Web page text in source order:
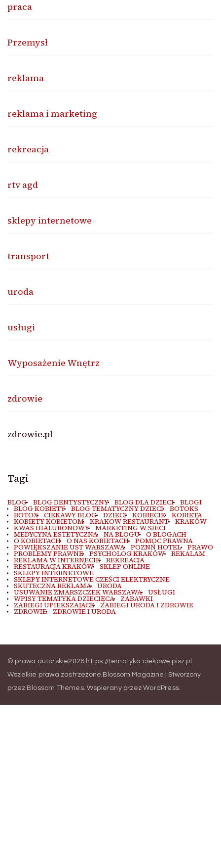
praca
Przemysł
reklama
reklama i marketing
rekreacja
rtv agd
sklepy internetowe
transport
uroda
usługi
Wyposażenie Wnętrz
zdrowie
zdrowie.pl
Tagi
BLOG BLOG DENTYSTYCZNY BLOG DLA DZIECI BLOGI
BLOG KOBIETY BLOG TEMATYCZNY DZIECI BOTOKS
BOTOX CIEKAWY BLOG DZIECI KOBIECIE KOBIETA
KOBIETY KOBIETOM KRAKOW RESTAURANT KRAKÓW
KWAS HIALURONOWY MARKETING W SIECI
MEDYCYNA ESTETYCZNA NA BLOGU O BLOGACH
O KOBIETACH O NAS KOBIETACH POMOC PRAWNA
POWIĘKSZANIE UST WARSZAWA POZNŃ HOTEL PRAWO
PROBLEMY PRAWNE PSYCHOLOG KRAKÓW REKALAM
REKLAMA W INTERNECIE REKREACJA
RESTAURACJA KRAKÓW SKLEP ONLINE
SKLEPY INTERNETOWE
SKLEPY INTERNETOWE CZEŚCI ELEKTRYCZNE
SKUTECZNA REKLAMA URODA
USUWANIE ZMARSZCZEK WARSZAWA USŁUGI
WPISY TEMATYKA DZIECIĘCA ZABAWKI
ZABIEGI UPIEKSZAJACE ZABIEGI URODA I ZDROWIE
ZDROWIE ZDROWIE I URODA
© prawa autorskie2026 https://tematyka.ciekawe.pisz.pl .
Wszelkie prawa zastrzeżone. Blossom Magazine | Stworzony
przez Blossom Themes. Wspierany przezWordPress.